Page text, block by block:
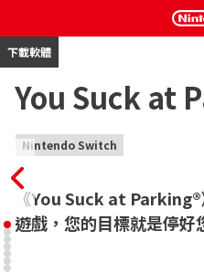
下載軟體
You Suck at
Nintendo Switch
《You Suck at
遊戲，您的目標就是停好